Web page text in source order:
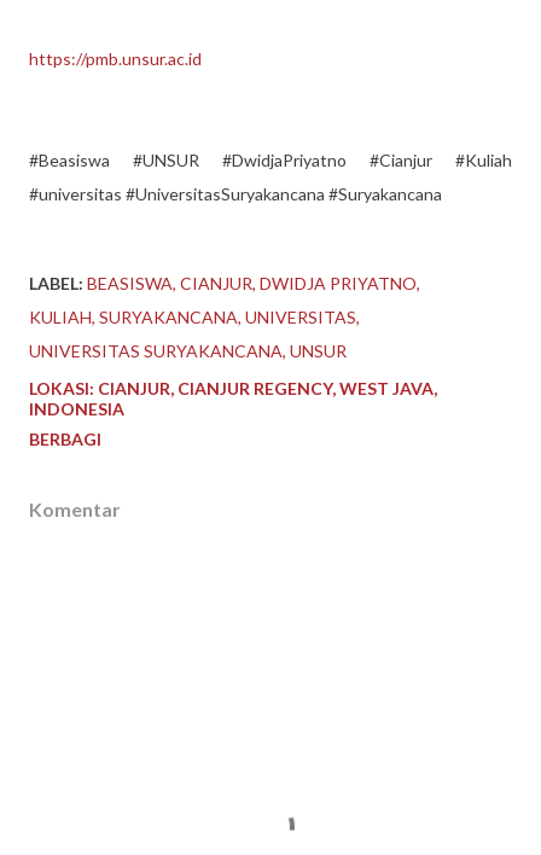
https://pmb.unsur.ac.id
#Beasiswa #UNSUR #DwidjaPriyatno #Cianjur #Kuliah
#universitas #UniversitasSuryakancana #Suryakancana
LABEL: BEASISWA CIANJUR DWIDJA PRIYATNO
KULIAH SURYAKANCANA UNIVERSITAS
UNIVERSITAS SURYAKANCANA UNSUR
LOKASI: CIANJUR, CIANJUR REGENCY, WEST JAVA,
INDONESIA
BERBAGI
Komentar